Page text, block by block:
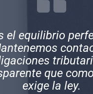
muy
y con una
de
naturales.